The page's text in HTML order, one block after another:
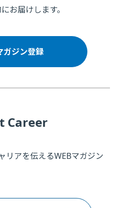
お届けします。
ガジン登録
Career
リアを伝えるWEBマガジン